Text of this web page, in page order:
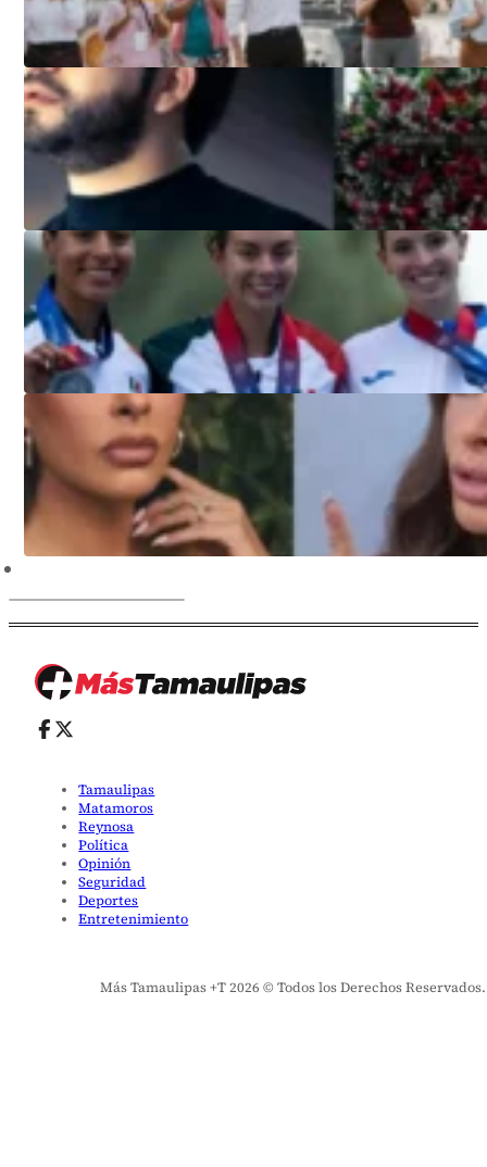
Tamaulipas
Matamoros
Reynosa
Política
Opinión
Seguridad
Deportes
Entretenimiento
Más Tamaulipas +T 2026 © Todos los Derechos